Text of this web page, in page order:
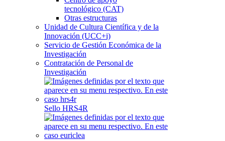
tecnológico (CAT)
Otras estructuras
Unidad de Cultura Científica y de la
Innovación (UCC+i)
Servicio de Gestión Económica de la
Investigación
Contratación de Personal de
Investigación
Sello HRS4R